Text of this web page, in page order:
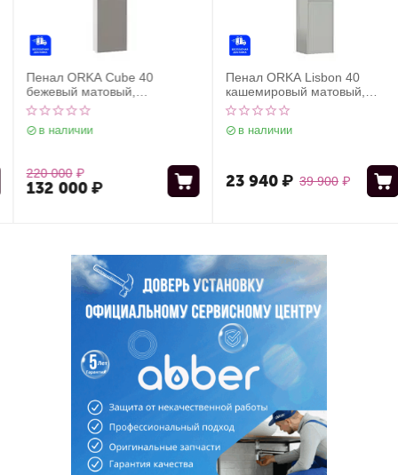
Пенал ORKA Cube 40
бежевый матовый,
универсальный
в наличии
220 000 ₽
132 000₽
Пенал ORKA Lisbon 40
кашемировый матовый,
универсальный
в наличии
39 900 ₽
23 940 ₽